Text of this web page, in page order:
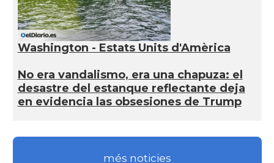
Washington - Estats Units d'Amèrica
No era vandalismo, era una chapuza: el
desastre del estanque reflectante deja
en evidencia las obsesiones de Trump
més noticies